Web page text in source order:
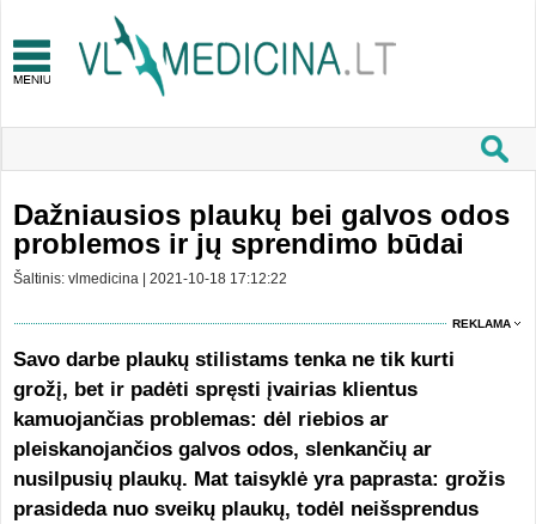
Dažniausios plaukų bei galvos odos
problemos ir jų sprendimo būdai
Šaltinis: vlmedicina | 2021-10-18 17:12:22
REKLAMA
Savo darbe plaukų stilistams tenka ne tik kurti
grožį, bet ir padėti spręsti įvairias klientus
kamuojančias problemas: dėl riebios ar
pleiskanojančios galvos odos, slenkančių ar
nusilpusių plaukų. Mat taisyklė yra paprasta: grožis
prasideda nuo sveikų plaukų, todėl neišsprendus